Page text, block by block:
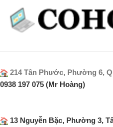
214 Tân Phước, Phường 6,
0938 197 075 (Mr Hoàng)
13 Nguyễn Bặc, Phường 3,